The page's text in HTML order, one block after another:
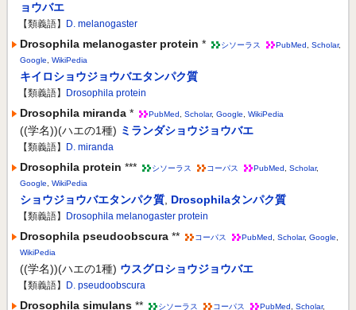
ョウバエ
【類義語】 D. melanogaster
Drosophila melanogaster protein * シソーラス PubMed , Scholar,
Google, WikiPedia
キイロショウジョウバエタンパク質
【類義語】 Drosophila protein
Drosophila miranda * PubMed , Scholar, Google, WikiPedia
((学名))(ハエの1種) ミランダショウジョウバエ
【類義語】 D. miranda
Drosophila protein *** シソーラス コーパス PubMed , Scholar,
Google, WikiPedia
ショウジョウバエタンパク質, Drosophilaタンパク質
【類義語】 Drosophila melanogaster protein
Drosophila pseudoobscura ** コーパス PubMed , Scholar, Google,
WikiPedia
((学名))(ハエの1種) ウスグロショウジョウバエ
【類義語】 D. pseudoobscura
Drosophila simulans ** シソーラス コーパス PubMed , Scholar,